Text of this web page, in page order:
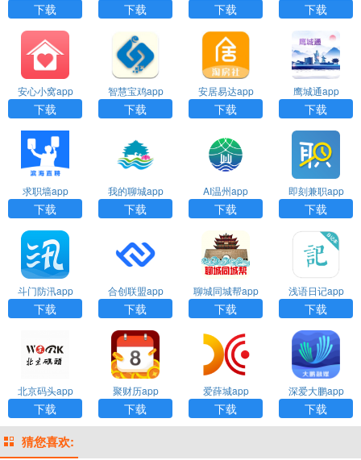
下载 下载 下载 下载
安心小窝app
下载
智慧宝鸡app
下载
安居易达app
下载
鹰城通app
下载
求职墙app
下载
我的聊城app
下载
AI温州app
下载
即刻兼职app
下载
斗门防汛app
下载
合创联盟app
下载
聊城同城帮app
下载
浅语日记app
下载
北京码头app
下载
聚财历app
下载
爱薛城app
下载
深爱大鹏app
下载
猜您喜欢: